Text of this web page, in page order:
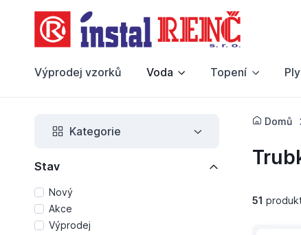
Výprodej vzorků Voda Topení
Kategorie
Stav
Nový
Akce
Výprodej
Domů
51